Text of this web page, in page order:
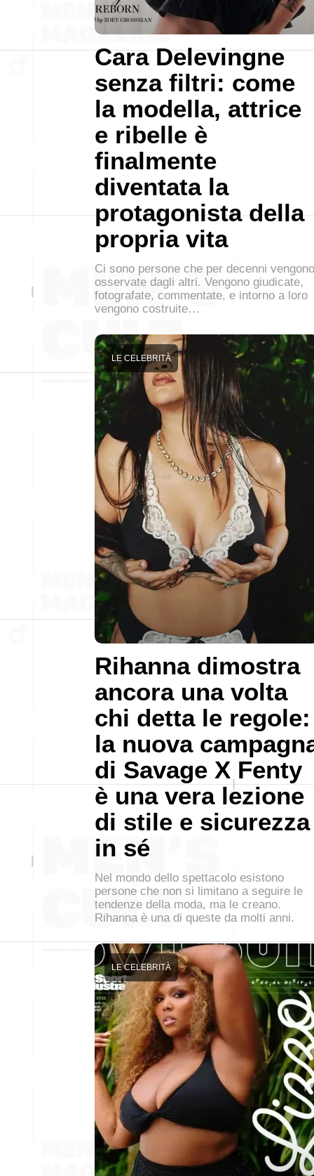
Cara Delevingne
senza filtri: come
la modella, attrice
e ribelle è
finalmente
diventata la
protagonista della
propria vita
Ci sono persone che per decenni vengono
osservate dagli altri. Vengono giudicate,
fotografate, commentate, e intorno a loro
vengono costruite…
Rihanna dimostra
ancora una volta
chi detta le regole:
la nuova
di Savage X Fenty
è una vera lezione
di stile e sicurezza
in sé
LE CELEBRITÀ
Nel mondo dello spettacolo esistono
persone che non si limitano a seguire le
tendenze della moda, ma le creano.
Rihanna è una di queste da molti anni.
LE CELEBRITÀ